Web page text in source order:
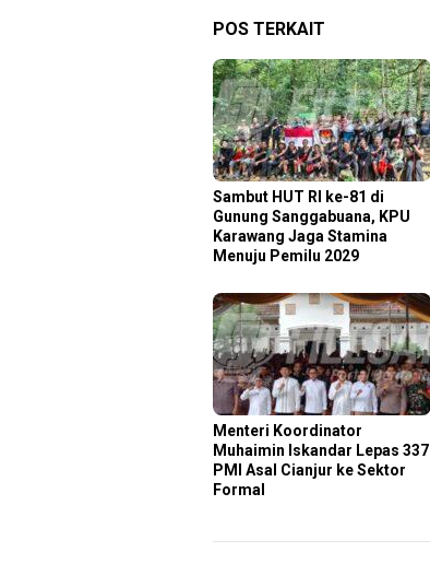
POS TERKAIT
Sambut HUT RI ke-81 di
Gunung Sanggabuana, KPU
Karawang Jaga Stamina
Menuju Pemilu 2029
Menteri Koordinator
Muhaimin Iskandar Lepas 337
PMI Asal Cianjur ke Sektor
Formal